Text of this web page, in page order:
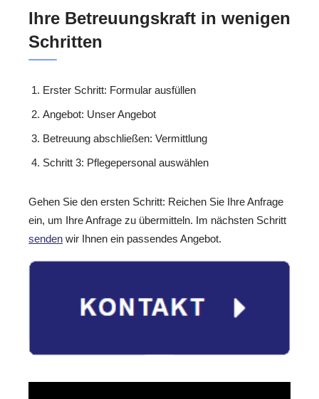
Ihre Betreuungskraft in wenigen
Schritten
Erster Schritt: Formular ausfüllen
Angebot: Unser Angebot
Betreuung abschließen: Vermittlung
Schritt 3: Pflegepersonal auswählen
Gehen Sie den ersten Schritt: Reichen Sie Ihre Anfrage
ein, um Ihre Anfrage zu übermitteln. Im nächsten Schritt
senden wir Ihnen ein passendes Angebot.